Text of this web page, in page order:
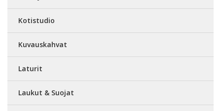
Kotistudio
Kuvauskahvat
Laturit
Laukut & Suojat